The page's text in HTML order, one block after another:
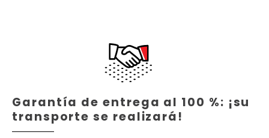
Garantía de entrega al 100 %: ¡su
transporte se realizará!